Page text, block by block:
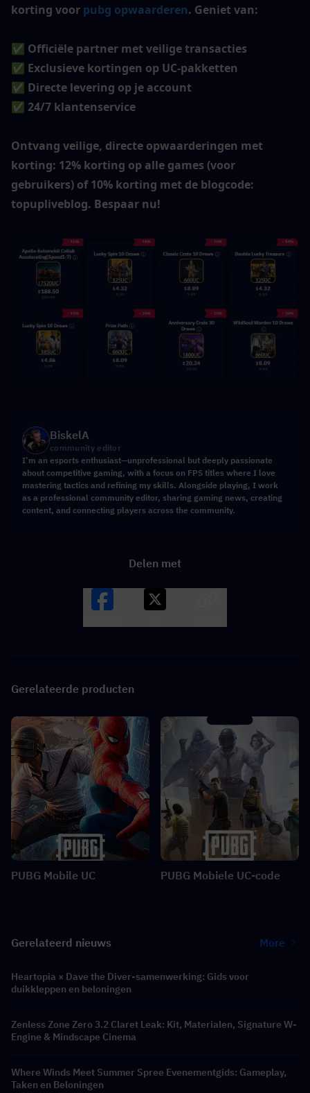
korting voor pubg opwaarderen. Geniet van:
✅ Officiële partner met veilige transacties
✅ Exclusieve kortingen op UC-pakketten
✅ Directe levering op je account
✅ 24/7 klantenservice
Ontvang veilige, directe opwaarderingen met
korting: 12% korting op alle games (voor
gebruikers) of 10% korting met de blogcode:
topupliveblog. Bespaar nu!
BiskelA
community editor
I’m an esports enthusiast—unprofessional but deeply passionate
about competitive gaming, with a focus on FPS titles where I love
mastering tactics and refining my skills. Alongside playing, I work
as a professional community editor, sharing gaming news, creating
content, and connecting players across the community.
Delen met
Gerelateerde producten
PUBG Mobile UC PUBG Mobiele UC-code
Gerelateerd nieuws More
Heartopia × Dave the Diver-samenwerking: Gids voor
duikkleppen en beloningen
Zenless Zone Zero 3.2 Claret Leak: Kit, Materialen, Signature W-
Engine & Mindscape Cinema
Where Winds Meet Summer Spree Evenementgids: Gameplay,
Taken en Beloningen